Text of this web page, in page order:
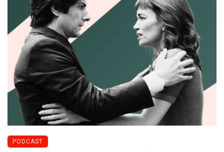
PODCAST